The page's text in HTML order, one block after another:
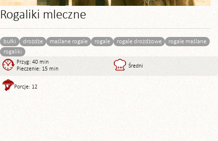
Rogaliki mleczne
bułki drożdże maślane rogale rogale rogale drożdżowe
rogale maślane
rogaliki
Przyg: 40 min
Pieczenie: 15 min
Średni
Porcje: 12